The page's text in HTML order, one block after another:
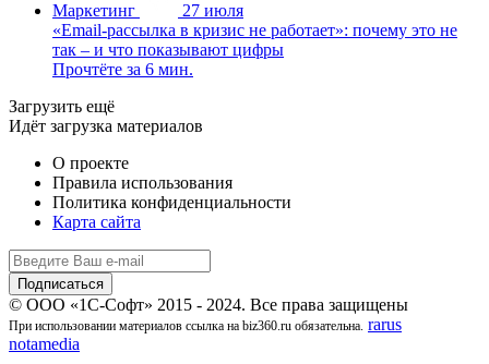
Маркетинг
27 июля
«Email-рассылка в кризис не работает»: почему это не
так – и что показывают цифры
Прочтёте за 6 мин.
Загрузить ещё
Идёт загрузка материалов
О проекте
Правила использования
Политика конфиденциальности
Карта сайта
© ООО «1С-Софт» 2015 - 2024. Все права защищены
При использовании материалов ссылка на biz360.ru обязательна. rarus
notamedia